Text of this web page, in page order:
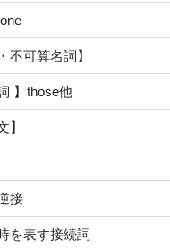
不可算名詞】
】those他
】
接
を表す接続詞